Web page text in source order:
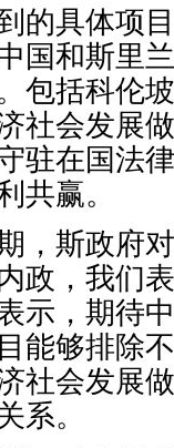
具体项目
国和斯里
包括科伦
社会发展
驻在国法
共赢。
斯政府对
政，我们
示，期待
能够排除
社会发展
系。